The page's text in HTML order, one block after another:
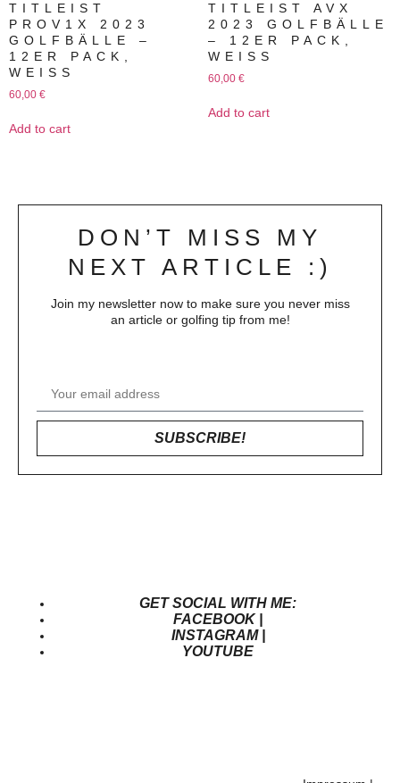
TITLEIST
PROV1X 2023
GOLFBÄLLE –
12ER PACK,
WEISS
60,00 €
Add to cart
TITLEIST AVX
2023 GOLFBÄLLE
– 12ER PACK,
WEISS
60,00 €
Add to cart
DON’T MISS MY
NEXT ARTICLE :)
Join my newsletter now to make sure you never miss
an article or golfing tip from me!
SUBSCRIBE!
GET SOCIAL WITH ME:
FACEBOOK |
INSTAGRAM |
YOUTUBE